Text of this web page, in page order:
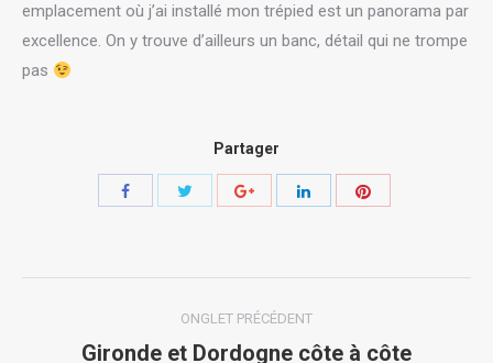
emplacement où j’ai installé mon trépied est un panorama par
excellence. On y trouve d’ailleurs un banc, détail qui ne trompe
pas
Partager
Share Share Share
Share
ONGLET PRÉCÉDENT
Onglet
Gironde et Dordogne côte à côte